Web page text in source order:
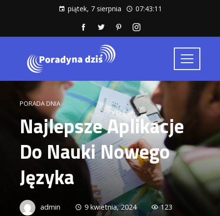
piątek, 7 sierpnia 07:43:12
PORADA DNIA
Najlepsze Aplikacje
Do Nauki Nowego
Języka
admin 9 kwietnia, 2024
123